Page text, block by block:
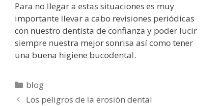
Para no llegar a estas situaciones es muy
importante llevar a cabo revisiones periódicas
con nuestro dentista de confianza y poder lucir
siempre nuestra mejor sonrisa así como tener
una buena higiene bucodental.
Categorías
blog
Los peligros de la erosión dental